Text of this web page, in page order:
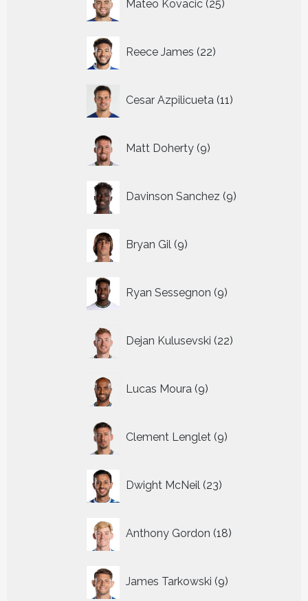
Mateo Kovacic 25
producten
Reece James 22
producten
Cesar Azpilicueta 11
producten
Matt Doherty 9
producten
Davinson Sanchez 9
producten
Bryan Gil 9
producten
Ryan Sessegnon 9
producten
Dejan Kulusevski 22
producten
Lucas Moura 9
producten
Clement Lenglet 9
producten
Dwight McNeil 23
producten
Anthony Gordon 18
producten
James Tarkowski 9
producten